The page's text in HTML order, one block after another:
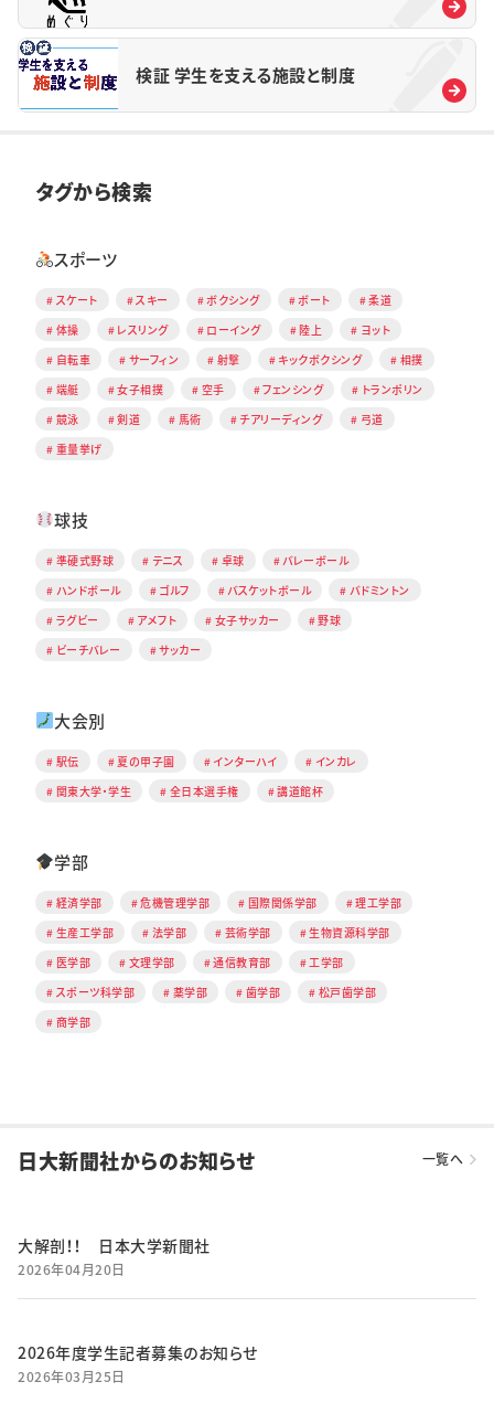
検証 学生を支える施設と制度
タグから検索
スポーツ
スケート スキー ボクシング ボート
柔道
体操
レスリング ローイング 陸上
ヨット
自転車
サーフィン 射撃 キックボクシング
相撲
端艇
女子相撲 空手 フェンシング
トランポリン
競泳
剣道 馬術 チアリーディング
弓道
重量挙げ
球技
準硬式野球 テニス 卓球
バレーボール
ハンドボール
ゴルフ バスケットボール
バドミントン
ラグビー
アメフト 女子サッカー
野球
ビーチバレー
サッカー
大会別
駅伝 夏の甲子園 インターハイ
インカレ
関東大学・学生
全日本選手権 講道館杯
学部
経済学部 危機管理学部 国際関係学部
理工学部
生産工学部
法学部 芸術学部
生物資源科学部
医学部
文理学部 通信教育部
工学部
スポーツ科学部
薬学部 歯学部
松戸歯学部
商学部
日大新聞社からのお知らせ 一覧へ
大解剖！！ 日本大学新聞社
2026年04月20日
2026年度学生記者募集のお知らせ
2026年03月25日